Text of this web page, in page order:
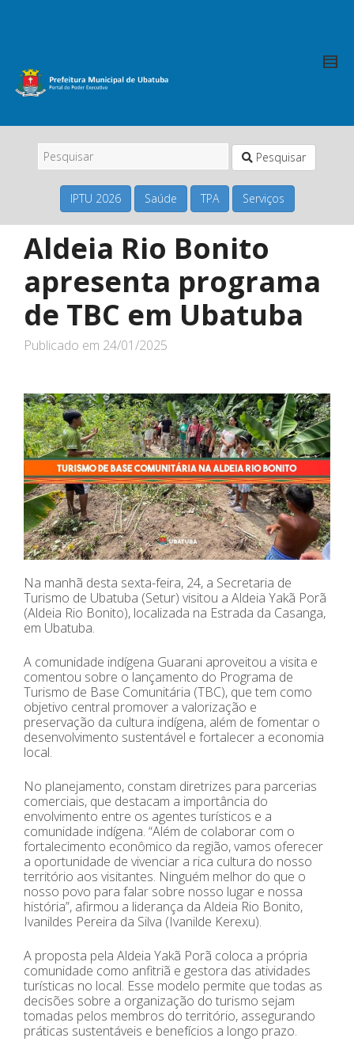
Pesquisar
IPTU 2026 Saúde TPA Serviços
Aldeia Rio Bonito
apresenta programa
de TBC em Ubatuba
Publicado em 24/01/2025
Na manhã desta sexta-feira, 24, a Secretaria de
Turismo de Ubatuba (Setur) visitou a Aldeia Yakã Porã
(Aldeia Rio Bonito), localizada na Estrada da Casanga,
em Ubatuba.
A comunidade indígena Guarani aproveitou a visita e
comentou sobre o lançamento do Programa de
Turismo de Base Comunitária (TBC), que tem como
objetivo central promover a valorização e
preservação da cultura indígena, além de fomentar o
desenvolvimento sustentável e fortalecer a economia
local.
No planejamento, constam diretrizes para parcerias
comerciais, que destacam a importância do
envolvimento entre os agentes turísticos e a
comunidade indígena. “Além de colaborar com o
fortalecimento econômico da região, vamos oferecer
a oportunidade de vivenciar a rica cultura do nosso
território aos visitantes. Ninguém melhor do que o
nosso povo para falar sobre nosso lugar e nossa
história”, afirmou a liderança da Aldeia Rio Bonito,
Ivanildes Pereira da Silva (Ivanilde Kerexu).
A proposta pela Aldeia Yakã Porã coloca a própria
comunidade como anfitriã e gestora das atividades
turísticas no local. Esse modelo permite que todas as
decisões sobre a organização do turismo sejam
tomadas pelos membros do território, assegurando
práticas sustentáveis e benefícios a longo prazo.